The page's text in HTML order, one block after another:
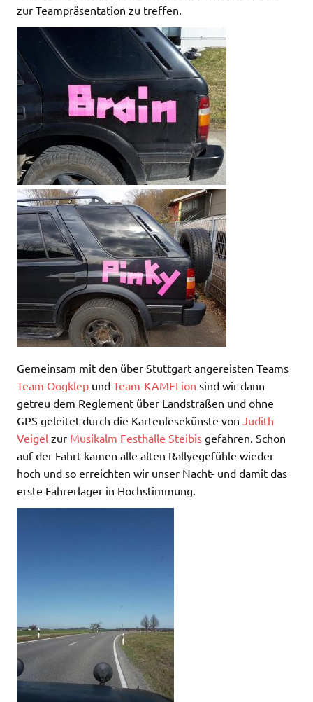
zur Teampräsentation zu treffen.
Gemeinsam mit den über Stuttgart angereisten Teams
Team Oogklep und Team-KAMELion sind wir dann
getreu dem Reglement über Landstraßen und ohne
GPS geleitet durch die Kartenlesekünste von Judith
Veigel zur Musikalm Festhalle Steibis gefahren. Schon
auf der Fahrt kamen alle alten Rallyegefühle wieder
hoch und so erreichten wir unser Nacht- und damit das
erste Fahrerlager in Hochstimmung.